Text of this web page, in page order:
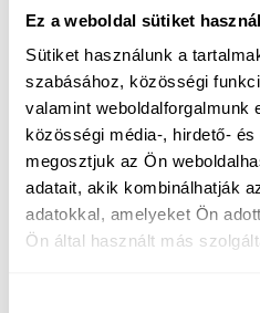
Ez a weboldal sütiket használ
Sütiket használunk a
szabásához, közösségi
valamint weboldalforgalmunk
közösségi média-, hirdető-
megosztjuk az Ön
adatait, akik kombinálhatják
adatokkal, amelyeket Ön
Ön által használt más
Összefoglalás
A préskerámia korona az
legtermészetesebb
fogpótlási lehetőség.
választás, ha egytagú
magas esztétikai
A legjobb megoldást